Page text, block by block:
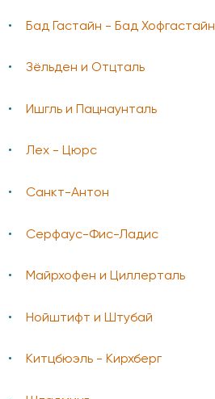
Бад Гаcтайн - Бад Хофгастайн
Зёльден и Отцталь
Ишгль и Пацнаунталь
Лех - Цюрс
Санкт-Антон
Серфаус-Фис-Ладис
Майрхофен и Циллерталь
Нойштифт и Штубай
Китцбюэль - Кирхберг